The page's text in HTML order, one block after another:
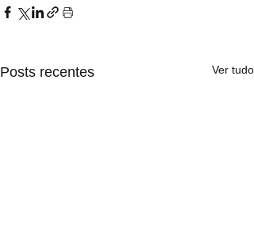
Posts recentes Ver tudo